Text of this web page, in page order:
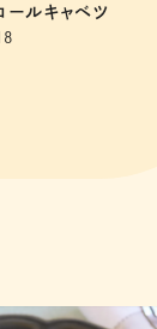
ールキャベツ